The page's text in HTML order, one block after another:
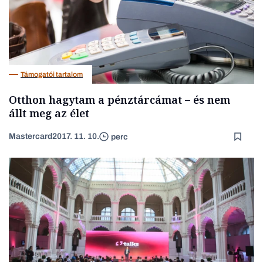
Támogatói tartalom
Otthon hagytam a pénztárcámat – és nem
állt meg az élet
Mastercard2017. 11. 10. perc